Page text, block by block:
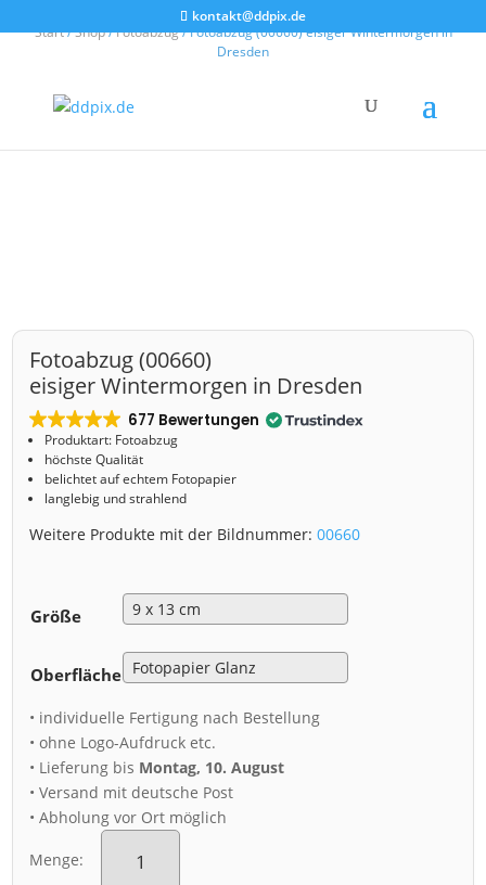
kontakt@ddpix.de
Start/Shop/Fotoabzug/ Fotoabzug (00660) eisiger Wintermorgen in
Dresden
Fotoabzug (00660)
eisiger Wintermorgen in Dresden
677 Bewertungen
Produktart: Fotoabzug
höchste Qualität
belichtet auf echtem Fotopapier
langlebig und strahlend
Weitere Produkte mit der Bildnummer:00660
Größe
Oberfläche
• individuelle Fertigung nach Bestellung
• ohne Logo-Aufdruck etc.
• Lieferung bis Montag, 10. August
• Versand mit deutsche Post
• Abholung vor Ort möglich
Menge:
Fotoabzug
(00660)